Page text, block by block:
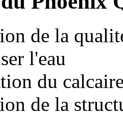
de la
l'eau
du
de la